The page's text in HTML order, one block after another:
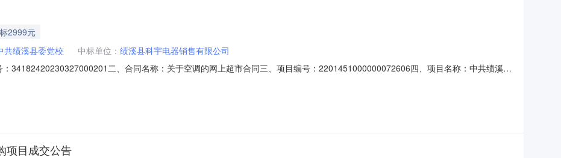
2999元
共绩溪县委党校 中标单位： 绩溪县科宇电器销售有限公司
34182420230327000201二、合同名称：关于空调的网上超市合同三、项目编号：2201451000000072606四、项目名称：中共绩溪县
龙川大道5号楼20号联系方式：13605637576六、合同主体信息1.主要标的信息：主要标的名称：格力KFR-35GW
项目成交公告